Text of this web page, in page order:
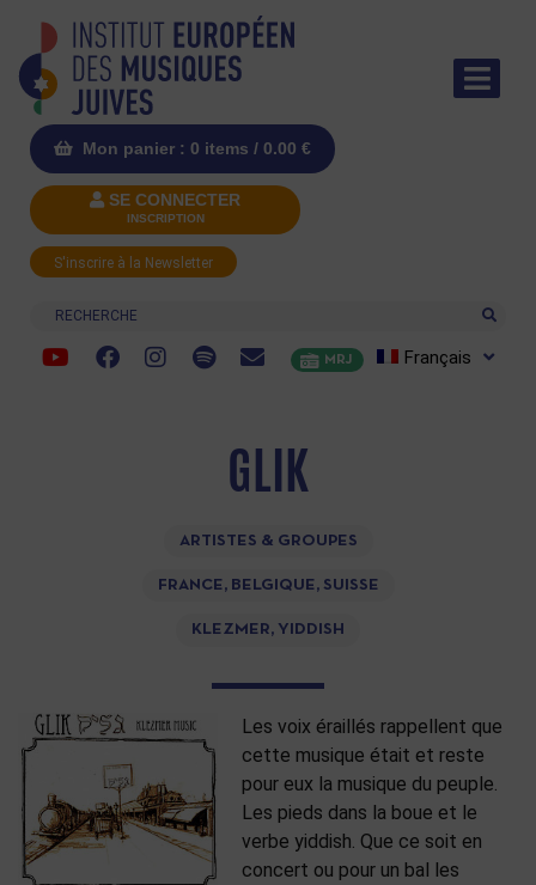
Mon panier : 0 items / 0.00 €
SE CONNECTER
INSCRIPTION
S'inscrire à la Newsletter
Recherche
MRJ Français
GLIK
ARTISTES & GROUPES
FRANCE, BELGIQUE, SUISSE
KLEZMER, YIDDISH
Les voix éraillés rappellent que
cette musique était et reste
pour eux la musique du peuple.
Les pieds dans la boue et le
verbe yiddish. Que ce soit en
concert ou pour un bal les